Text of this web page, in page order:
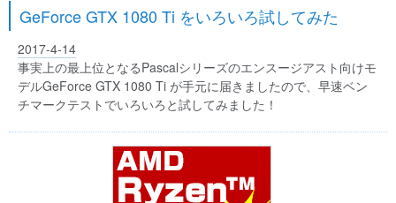
GeForce GTX 1080 Ti をいろいろ試してみた
2017-4-14
事実上の最上位となるPascalシリーズのエンスージアスト向けモ
デルGeForce GTX 1080 Ti が手元に届きましたので、早速ベン
チマークテストでいろいろと試してみました！